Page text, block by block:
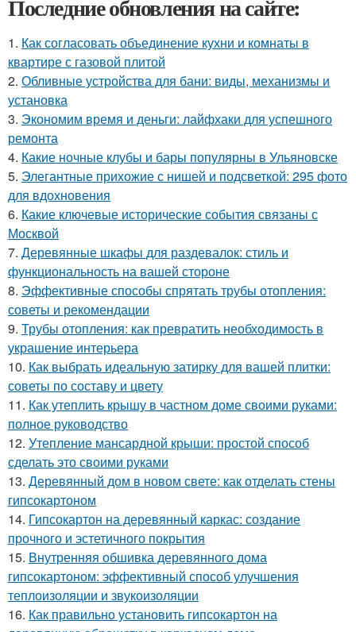
Последние обновления на сайте:
1. Как согласовать объединение кухни и комнаты в
квартире с газовой плитой
2. Обливные устройства для бани: виды, механизмы и
установка
3. Экономим время и деньги: лайфхаки для успешного
ремонта
4. Какие ночные клубы и бары популярны в Ульяновске
5. Элегантные прихожие с нишей и подсветкой: 295 фото
для вдохновения
6. Какие ключевые исторические события связаны с
Москвой
7. Деревянные шкафы для раздевалок: стиль и
функциональность на вашей стороне
8. Эффективные способы спрятать трубы отопления:
советы и рекомендации
9. Трубы отопления: как превратить необходимость в
украшение интерьера
10. Как выбрать идеальную затирку для вашей плитки:
советы по составу и цвету
11. Как утеплить крышу в частном доме своими руками:
полное руководство
12. Утепление мансардной крыши: простой способ
сделать это своими руками
13. Деревянный дом в новом свете: как отделать стены
гипсокартоном
14. Гипсокартон на деревянный каркас: создание
прочного и эстетичного покрытия
15. Внутренняя обшивка деревянного дома
гипсокартоном: эффективный способ улучшения
теплоизоляции и звукоизоляции
16. Как правильно установить гипсокартон на